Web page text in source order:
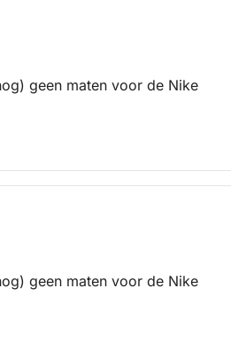
geen maten voor de Nike
geen maten voor de Nike